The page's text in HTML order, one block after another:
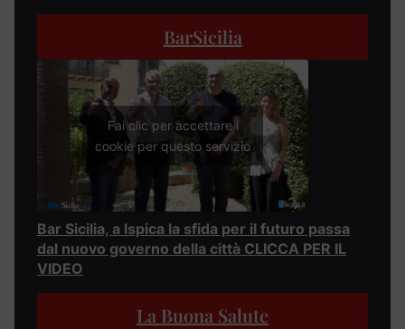
BarSicilia
Fai clic per accettare i
cookie per questo servizio
Bar Sicilia, a Ispica la sfida per il futuro passa
dal nuovo governo della città CLICCA PER IL
VIDEO
La Buona Salute